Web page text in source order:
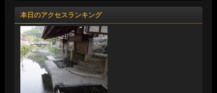
本日のアクセスランキング